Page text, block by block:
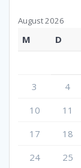
August 2026
M D
3
4
10
11
17
18
24
25